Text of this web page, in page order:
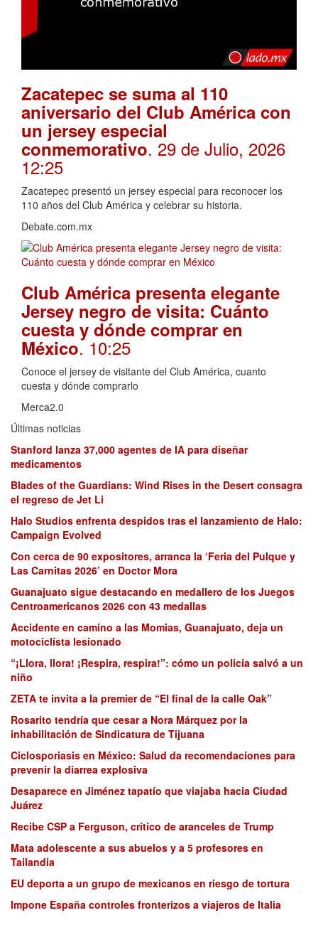
Zacatepec se suma al 110
aniversario del Club América con
un jersey especial
conmemorativo. 29 de Julio, 2026
12:25
Zacatepec presentó un jersey especial para reconocer los
110 años del Club América y celebrar su historia.
Debate.com.mx
Club América presenta elegante
Jersey negro de visita: Cuánto
cuesta y dónde comprar en
México. 10:25
Conoce el jersey de visitante del Club América, cuanto
cuesta y dónde comprarlo
Merca2.0
Últimas noticias
Stanford lanza 37,000 agentes de IA para diseñar
medicamentos
Blades of the Guardians: Wind Rises in the Desert consagra
el regreso de Jet Li
Halo Studios enfrenta despidos tras el lanzamiento de Halo:
Campaign Evolved
Con cerca de 90 expositores, arranca la ‘Feria del Pulque y
Las Carnitas 2026’ en Doctor Mora
Guanajuato sigue destacando en medallero de los Juegos
Centroamericanos 2026 con 43 medallas
Accidente en camino a las Momias, Guanajuato, deja un
motociclista lesionado
“¡Llora, llora! ¡Respira, respira!”: cómo un policía salvó a un
niño
ZETA te invita a la premier de “El final de la calle Oak”
Rosarito tendría que cesar a Nora Márquez por la
inhabilitación de Sindicatura de Tijuana
Ciclosporiasis en México: Salud da recomendaciones para
prevenir la diarrea explosiva
Desaparece en Jiménez tapatío que viajaba hacia Ciudad
Juárez
Recibe CSP a Ferguson, crítico de aranceles de Trump
Mata adolescente a sus abuelos y a 5 profesores en
Tailandia
EU deporta a un grupo de mexicanos en riesgo de tortura
Impone España controles fronterizos a viajeros de Italia